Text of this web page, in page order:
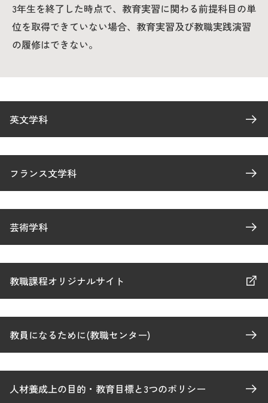
3年生を終了した時点で、教育実習に関わる前提科目の単
位を取得できていない場合、教育実習及び教職実践演習
の履修はできない。
英文学科
フランス文学科
芸術学科
教職課程オリジナルサイト
教員になるために(教職センター)
人材養成上の目的・教育目標と3つのポリシー